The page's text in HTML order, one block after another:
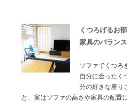
くつろげるお
家具のバランス
ソファでくつろ
自分に合ったく
分の好きな座り
と、実はソファの高さや家具の配置